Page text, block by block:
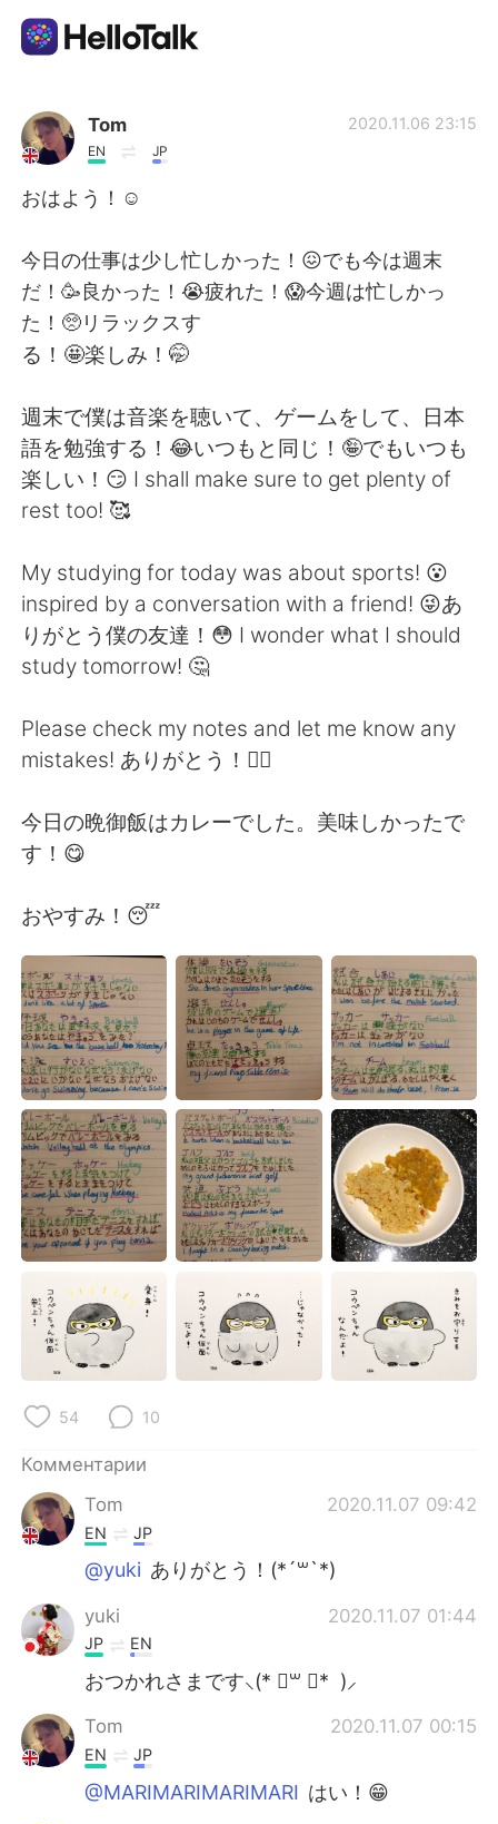
Приложение для Языкового Обмена
AI Grammar Checker
English
العربية Français
Deutsch
한국어 ไทย
Indonesia Italiano
Türkçe
Português
Tom
EN JP
2020.11.06 23:15
おはよう！☺️
今日の仕事は少し忙しかった！😖でも今は週末
だ！🥳良かった！😭疲れた！😱今週は忙しかっ
た！🥺リラックスす
る！🤩楽しみ！🤭
週末で僕は音楽を聴いて、ゲームをして、日本
語を勉強する！😂いつもと同じ！🤪でもいつも
楽しい！😏 I shall make sure to get plenty of
rest too! 🥰
My studying for today was about sports! 😮
inspired by a conversation with a friend! 😜あ
りがとう僕の友達！😳 I wonder what I should
study tomorrow! 🤔
Please check my notes and let me know any
mistakes! ありがとう！🙇‍♂️
今日の晩御飯はカレーでした。美味しかったで
す！😋
おやすみ！😴
54 10
Комментарии
Tom
2020.11.07 09:42
EN JP
@yuki ありがとう！(*´꒳`*)
yuki 2020.11.07 01:44
JP EN
おつかれさまです⸜(* ॑꒳ ॑* )⸝
Tom 2020.11.07 00:15
EN JP
@MARIMARIMARIMARI はい！😁